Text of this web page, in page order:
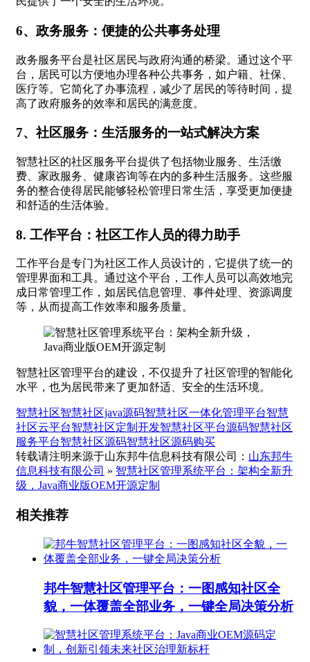
6、政务服务：便捷的公共事务处理
政务服务平台是社区居民与政府沟通的桥梁。通过这个平
台，居民可以方便地办理各种公共事务，如户籍、社保、
医疗等。它简化了办事流程，减少了居民的等待时间，提
高了政府服务的效率和居民的满意度。
7、社区服务：生活服务的一站式解决方案
智慧社区的社区服务平台提供了包括物业服务、生活缴
费、家政服务、健康咨询等在内的多种生活服务。这些服
务的整合使得居民能够轻松管理日常生活，享受更加便捷
和舒适的生活体验。
8. 工作平台：社区工作人员的得力助手
工作平台是专门为社区工作人员设计的，它提供了统一的
管理界面和工具。通过这个平台，工作人员可以高效地完
成日常管理工作，如居民信息管理、事件处理、资源调度
等，从而提高工作效率和服务质量。
智慧社区管理平台的建设，不仅提升了社区管理的智能化
水平，也为居民带来了更加舒适、安全的生活环境。
智慧社区智慧社区java源码智慧社区一体化管理平台智慧
社区云平台智慧社区定制开发智慧社区平台源码智慧社区
服务平台智慧社区源码智慧社区源码购买
转载请注明来源于山东邦牛信息科技有限公司： 山东邦牛
信息科技有限公司 » 智慧社区管理系统平台：架构全新升
级，Java商业版OEM开源定制
相关推荐
邦牛智慧社区管理平台：一图感知社区全
貌，一体覆盖全部业务，一键全局决策分析